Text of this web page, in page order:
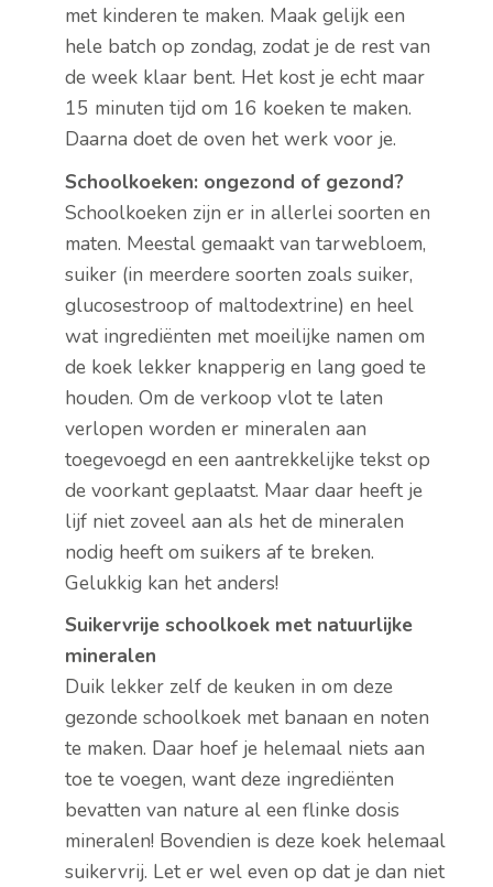
met kinderen te maken. Maak gelijk een
hele batch op zondag, zodat je de rest van
de week klaar bent. Het kost je echt maar
15 minuten tijd om 16 koeken te maken.
Daarna doet de oven het werk voor je.
Schoolkoeken: ongezond of gezond?
Schoolkoeken zijn er in allerlei soorten en
maten. Meestal gemaakt van tarwebloem,
suiker (in meerdere soorten zoals suiker,
glucosestroop of maltodextrine) en heel
wat ingrediënten met moeilijke namen om
de koek lekker knapperig en lang goed te
houden. Om de verkoop vlot te laten
verlopen worden er mineralen aan
toegevoegd en een aantrekkelijke tekst op
de voorkant geplaatst. Maar daar heeft je
lijf niet zoveel aan als het de mineralen
nodig heeft om suikers af te breken.
Gelukkig kan het anders!
Suikervrije schoolkoek met natuurlijke
mineralen
Duik lekker zelf de keuken in om deze
gezonde schoolkoek met banaan en noten
te maken. Daar hoef je helemaal niets aan
toe te voegen, want deze ingrediënten
bevatten van nature al een flinke dosis
mineralen! Bovendien is deze koek helemaal
suikervrij. Let er wel even op dat je dan niet